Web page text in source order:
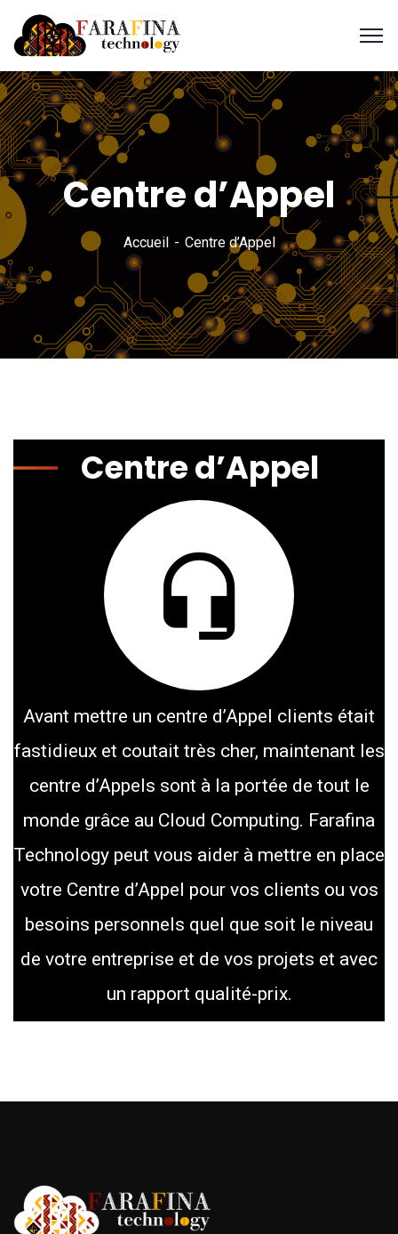
Centre d’Appel
Accueil Centre d’Appel
Centre d’Appel
Avant mettre un centre d’Appel clients était
fastidieux et coutait très cher, maintenant les
centre d’Appels sont à la portée de tout le
monde grâce au Cloud Computing. Farafina
Technology peut vous aider à mettre en place
votre Centre d’Appel pour vos clients ou vos
besoins personnels quel que soit le niveau
de votre entreprise et de vos projets et avec
un rapport qualité-prix.